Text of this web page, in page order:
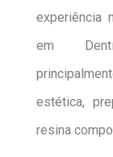
experiência
em
estética,
resina